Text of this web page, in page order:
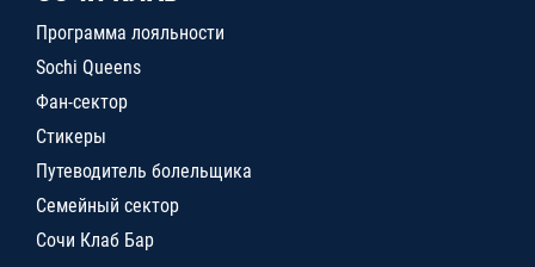
Программа лояльности
Sochi Queens
Фан-сектор
Стикеры
Путеводитель болельщика
Семейный сектор
Сочи Клаб Бар